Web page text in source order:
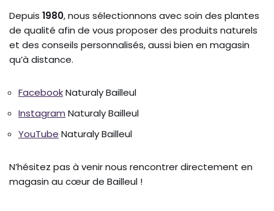
Depuis 1980, nous sélectionnons avec soin des plantes
de qualité afin de vous proposer des produits naturels
et des conseils personnalisés, aussi bien en magasin
qu’à distance.
FacebookNaturaly Bailleul
Instagram Naturaly Bailleul
YouTube Naturaly Bailleul
N’hésitez pas à venir nous rencontrer directement en
magasin au cœur de Bailleul !